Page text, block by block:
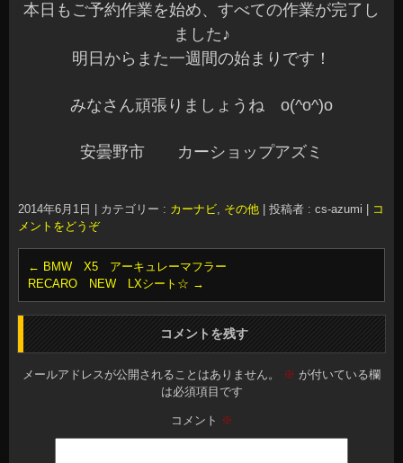
本日もご予約作業を始め、すべての作業が完了し
ました♪
明日からまた一週間の始まりです！
みなさん頑張りましょうね o(^o^)o
安曇野市 カーショップアズミ
2014年6月1日 カテゴリー : カーナビ, その他 投稿者 : cs-azumi
コ
メントをどうぞ
← BMW X5 アーキュレーマフラー
RECARO NEW LXシート☆ →
コメントを残す
メールアドレスが公開されることはありません。 ※ が付いている欄
は必須項目です
コメント ※